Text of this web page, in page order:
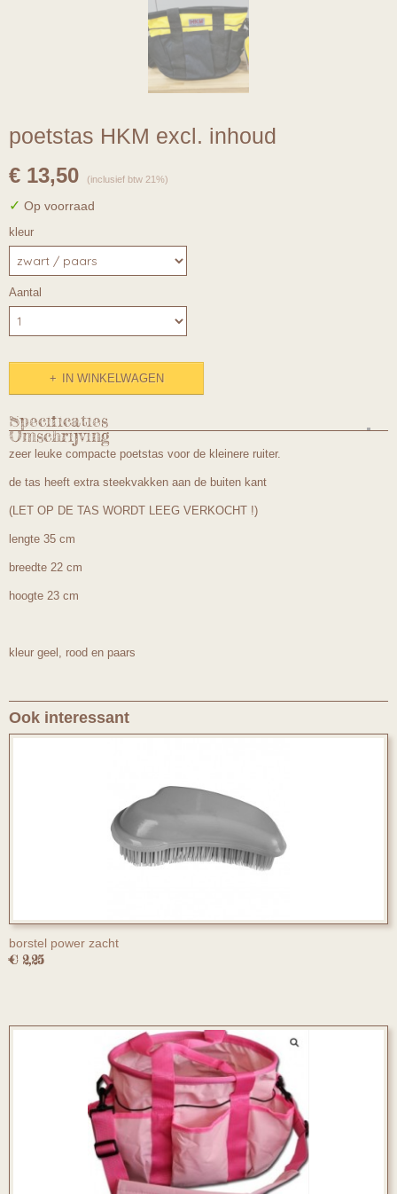
poetstas HKM excl. inhoud
€ 13,50 (inclusief btw 21%)
✓ Op voorraad
kleur
Aantal
IN WINKELWAGEN
Specificaties
Productcode
HKM-114
Omschrijving
zeer leuke compacte poetstas voor de kleinere ruiter.
de tas heeft extra steekvakken aan de buiten kant
(LET OP DE TAS WORDT LEEG VERKOCHT !)
lengte 35 cm
breedte 22 cm
hoogte 23 cm
kleur geel, rood en paars
Ook interessant
borstel power zacht
€ 2,25